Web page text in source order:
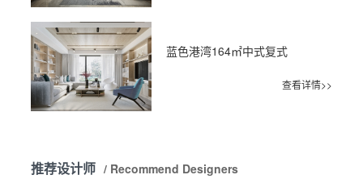
蓝色港湾164㎡中式复式
查看详情>>
推荐设计师 / Recommend Designers